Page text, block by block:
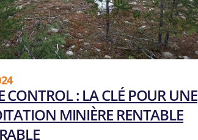
CONTROL : LA CLÉ POUR UNE
MINIÈRE RENTABLE